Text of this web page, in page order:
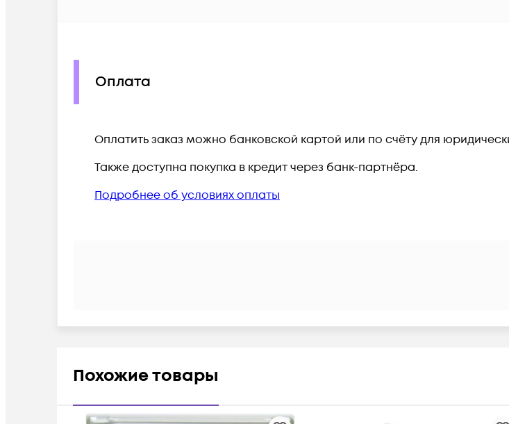
Оплата
Оплатить заказ можно банковской картой или по счёту для
Также доступна покупка в кредит через банк-партнёра.
Подробнее об условиях оплаты
Похожие товары